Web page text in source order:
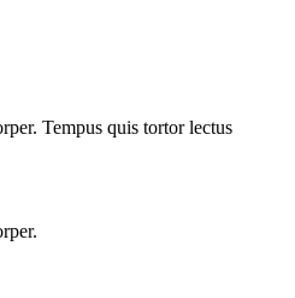
Tempus quis tortor lectus